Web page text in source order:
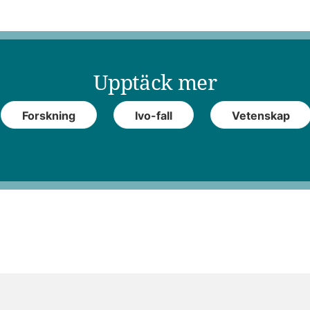
Upptäck mer
Forskning Ivo-fall Vetenskap